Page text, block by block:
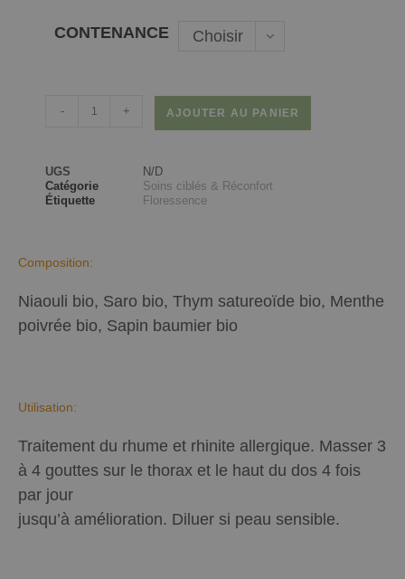
CONTENANCE
Choisir
option
- + AJOUTER AU PANIER
UGS
N/D
Catégorie
Soins ciblés & Réconfort
Étiquette
Floressence
Composition:
Niaouli bio, Saro bio, Thym satureoïde bio, Menthe
poivrée bio, Sapin baumier bio
Utilisation:
Traitement du rhume et rhinite allergique. Masser 3
à 4 gouttes sur le thorax et le haut du dos 4 fois
par jour
jusqu’à amélioration. Diluer si peau sensible.